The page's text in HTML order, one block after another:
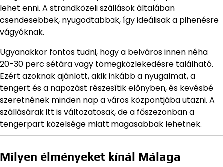
lehet enni. A strandközeli szállások általában
csendesebbek, nyugodtabbak, így ideálisak a pihenésre
vágyóknak.
Ugyanakkor fontos tudni, hogy a belváros innen néha
20-30 perc sétára vagy tömegközlekedésre található.
Ezért azoknak ajánlott, akik inkább a nyugalmat, a
tengert és a napozást részesítik előnyben, és kevésbé
szeretnének minden nap a város központjába utazni. A
szállásárak itt is változatosak, de a főszezonban a
tengerpart közelsége miatt magasabbak lehetnek.
Milyen élményeket kínál Málaga